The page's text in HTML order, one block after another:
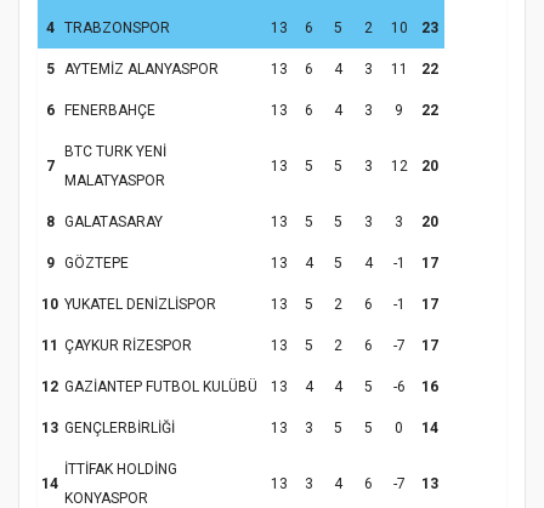
4 TRABZONSPOR 13 6 5 2 10 23
5 AYTEMİZ ALANYASPOR 13 6 4 3 11 22
6 FENERBAHÇE 13 6 4 3 9 22
7
BTC TURK YENİ
MALATYASPOR
13 5 5 3 12 20
8 GALATASARAY 13 5 5 3 3 20
9 GÖZTEPE 13 4 5 4 -1 17
10 YUKATEL DENİZLİSPOR 13 5 2 6 -1 17
11 ÇAYKUR RİZESPOR 13 5 2 6 -7 17
12 GAZİANTEP FUTBOL KULÜBÜ 13 4 4 5 -6 16
13 GENÇLERBİRLİĞİ 13 3 5 5 0 14
14
İTTİFAK HOLDİNG
KONYASPOR
13 3 4 6 -7 13